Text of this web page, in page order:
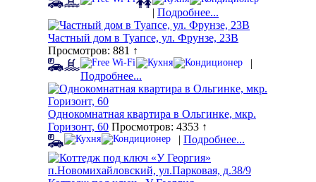
| Подробнее...
Частный дом в Туапсе, ул. Фрунзе, 23В
Просмотров: 881 ↑
|
Подробнее...
Однокомнатная квартира в Ольгинке, мкр.
Горизонт, 60 Просмотров: 4353 ↑
| Подробнее...